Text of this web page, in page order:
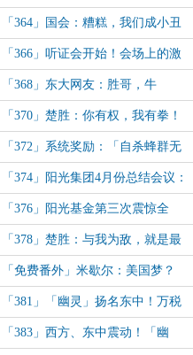
栽赃录音到手！
「364」国会：糟糕，我们成小丑
了！楚胜的反击！
「366」听证会开始！会场上的激
烈辩论！
「368」东大网友：胜哥，牛
逼！！
「370」楚胜：你有权，我有拳！
雨夜杀人，华盛顿震动！
「372」系统奖励：「自杀蜂群无
人机」！马斯克的可靠朋友楚胜！
「374」阳光集团4月份总结会议：
400万员工，2000万民生！无敌！
「376」阳光基金第三次震惊全
美！万税爷抄袭：荣光我不独享！
「378」楚胜：与我为敌，就是最
大的罪！杀！
「免费番外」米歇尔：美国梦？
不！我只相信老板！
「381」「幽灵」扬名东中！万税
爷、马斯克决裂！
「383」西方、东中震动！「幽